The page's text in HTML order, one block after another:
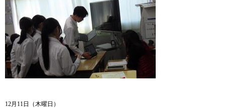
12月11日（木曜日）